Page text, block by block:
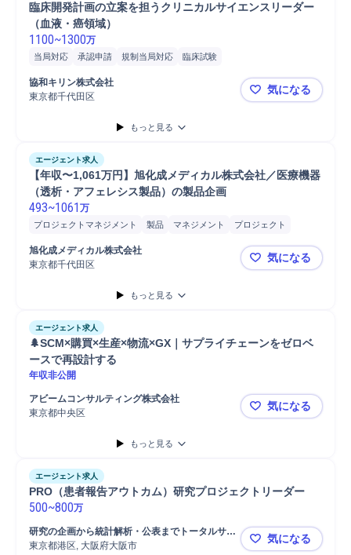
臨床開発計画の立案を担うクリニカルサイエンスリーダー
（血液・癌領域）
1100~1300万
当局対応 承認申請 規制当局対応 臨床試験
協和キリン株式会社
東京都千代田区
臨床開発計
気になる
もっと見る
エージェント求人
【年収〜1,061万円】旭化成メディカル株式会社／医療機器
（透析・アフェレシス製品）の製品企画
493~1061 万
プロジェクトマネジメント 製品 マネジメント
プロジェクト
担当者
製品企画
マーケティング
旭化成メディカル株式会社
東京都千代田区
【年収〜
気になる
もっと見る
エージェント求人
🌲SCM×購買×生産×物流×GX｜サプライチェーンをゼロベ
ースで再設計する
年収非公開
アビームコンサルティング株式会社
東京都中央区
🌲SCM×購
気になる
もっと見る
エージェント求人
PRO（患者報告アウトカム）研究プロジェクトリーダー
500~800万
研究の企画から統計解析・公表までトータルサポ
ートするCRO
東京都港区, 大阪府大阪市 PRO（患者
気になる